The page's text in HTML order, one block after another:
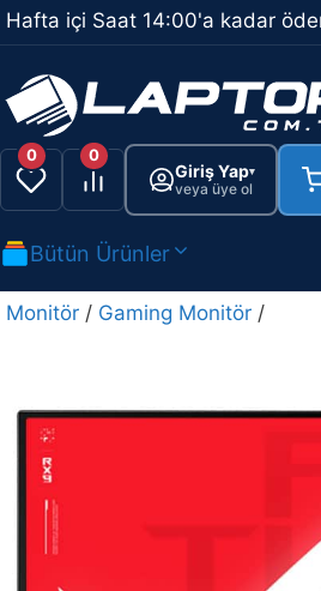
İçeriğe
atla
Hafta içi Saat 14:00'a kadar
0 0
Giriş Yap▾
veya üye ol
Bütün Ürünler
Monitör / Gaming Monitör /